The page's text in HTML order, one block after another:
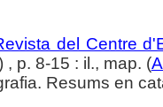
del Centre
, p. 8-15 : il., map. (
Resums en